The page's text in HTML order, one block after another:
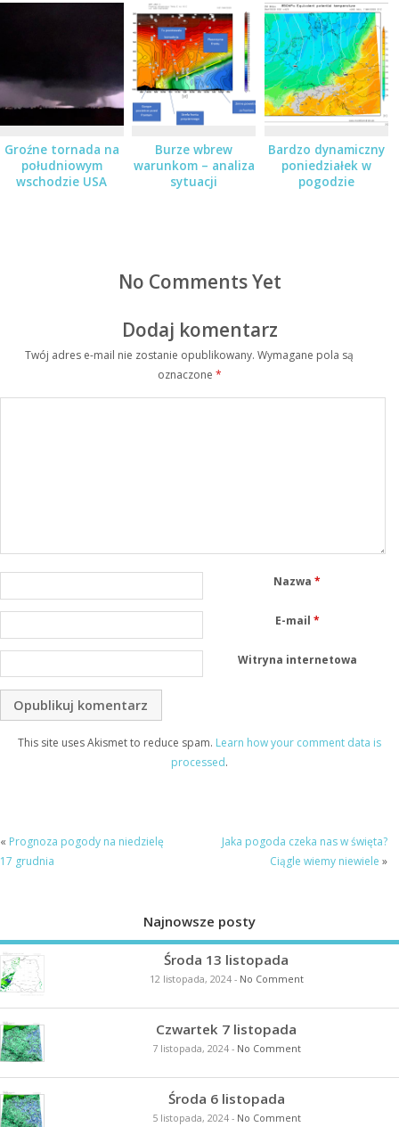
Groźne tornada na
południowym
wschodzie USA
Burze wbrew
warunkom – analiza
sytuacji
Bardzo dynamiczny
poniedziałek w
pogodzie
No Comments Yet
Dodaj komentarz
Twój adres e-mail nie zostanie opublikowany. Wymagane pola są
oznaczone *
Nazwa*
E-mail *
Witryna internetowa
This site uses Akismet to reduce spam. Learn how your comment data is
processed.
« Prognoza pogody na niedzielę
17 grudnia
Jaka pogoda czeka nas w święta?
Ciągle wiemy niewiele »
Najnowsze posty
Środa 13 listopada
12 listopada, 2024- No Comment
Czwartek 7 listopada
7 listopada, 2024- No Comment
Środa 6 listopada
5 listopada, 2024- No Comment